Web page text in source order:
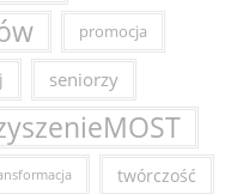
promocja
seniorzy
twórczość